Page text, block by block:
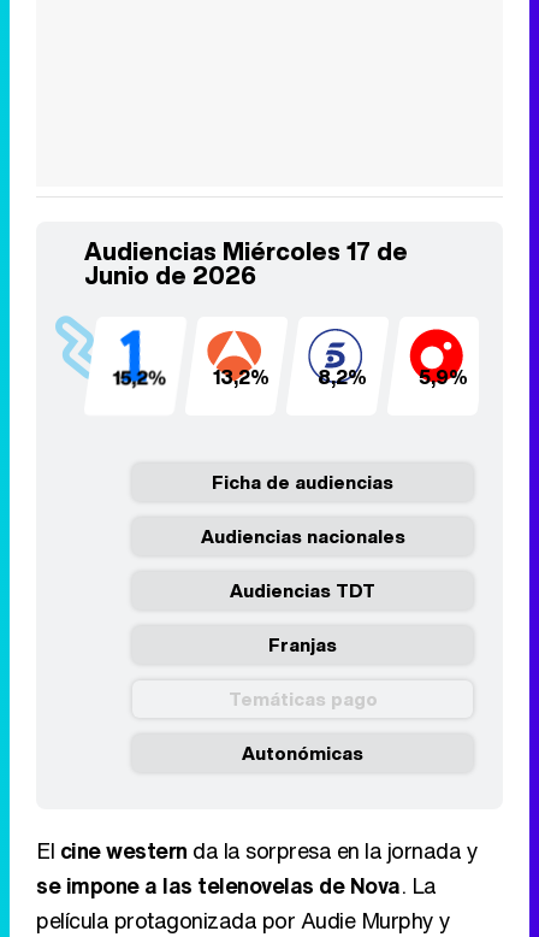
Audiencias Miércoles 17 de
Junio de 2026
15,2% 13,2% 8,2% 5,9%
Ficha de audiencias
Audiencias nacionales
Audiencias TDT
Franjas
Temáticas pago
Autonómicas
El cine western da la sorpresa en la jornada y
se impone a las telenovelas de Nova. La
película protagonizada por Audie Murphy y